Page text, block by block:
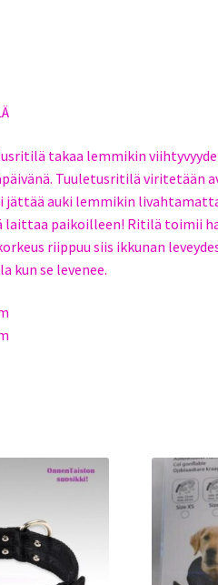
takaa lemmikin
Tuuletusritilä viritetään
jättää auki lemmikin
laittaa paikoilleen! Ritilä toimii
riippuu siis ikkunan
kun se levenee.